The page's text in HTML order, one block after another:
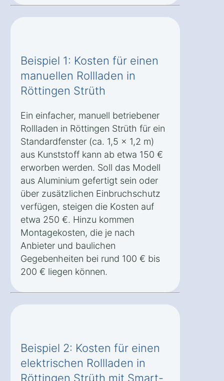
Beispiel 1: Kosten für einen
manuellen Rollladen in
Röttingen Strüth
Ein einfacher, manuell betriebener
Rollladen in Röttingen Strüth für ein
Standardfenster (ca. 1,5 x 1,2 m)
aus Kunststoff kann ab etwa 150 €
erworben werden. Soll das Modell
aus Aluminium gefertigt sein oder
über zusätzlichen Einbruchschutz
verfügen, steigen die Kosten auf
etwa 250 €. Hinzu kommen
Montagekosten, die je nach
Anbieter und baulichen
Gegebenheiten bei rund 100 € bis
200 € liegen können.
Beispiel 2: Kosten für einen
elektrischen Rollladen in
Röttingen Strüth mit Smart-